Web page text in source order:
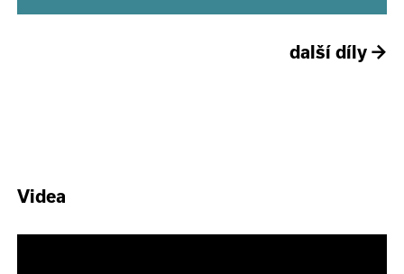
další díly →
Videa